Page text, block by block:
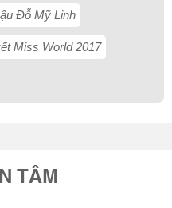
Đỗ Mỹ Linh
Miss World 2017
TÂM